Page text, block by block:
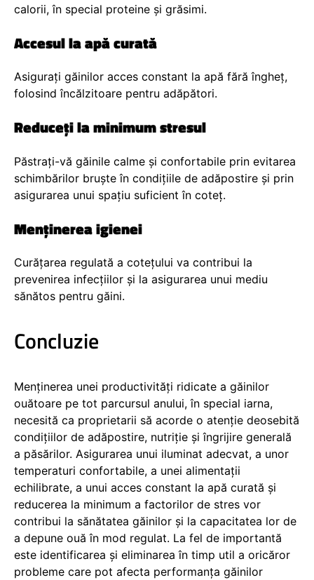
calorii, în special proteine și grăsimi.
Accesul la apă curată
Asigurați găinilor acces constant la apă fără îngheț,
folosind încălzitoare pentru adăpători.
Reduceți la minimum stresul
Păstrați-vă găinile calme și confortabile prin evitarea
schimbărilor bruște în condițiile de adăpostire și prin
asigurarea unui spațiu suficient în coteț.
Menținerea igienei
Curățarea regulată a cotețului va contribui la
prevenirea infecțiilor și la asigurarea unui mediu
sănătos pentru găini.
Concluzie
Menținerea unei productivități ridicate a găinilor
ouătoare pe tot parcursul anului, în special iarna,
necesită ca proprietarii să acorde o atenție deosebită
condițiilor de adăpostire, nutriție și îngrijire generală
a păsărilor. Asigurarea unui iluminat adecvat, a unor
temperaturi confortabile, a unei alimentații
echilibrate, a unui acces constant la apă curată și
reducerea la minimum a factorilor de stres vor
contribui la sănătatea găinilor și la capacitatea lor de
a depune ouă în mod regulat. La fel de importantă
este identificarea și eliminarea în timp util a oricăror
probleme care pot afecta performanța găinilor